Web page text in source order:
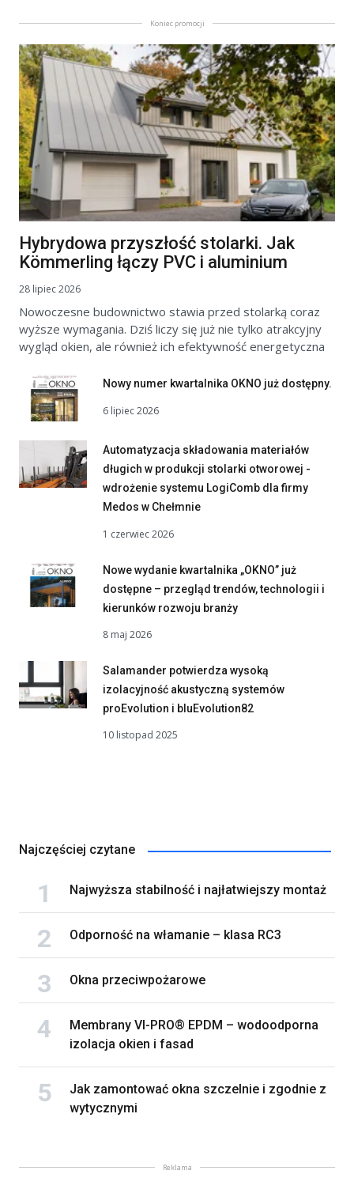
Koniec promocji
Hybrydowa przyszłość stolarki. Jak
Kömmerling łączy PVC i aluminium
28 lipiec 2026
Nowoczesne budownictwo stawia przed stolarką coraz
wyższe wymagania. Dziś liczy się już nie tylko atrakcyjny
wygląd okien, ale również ich efektywność energetyczna
Nowy numer kwartalnika OKNO już dostępny.
6 lipiec 2026
Automatyzacja składowania materiałów
długich w produkcji stolarki otworowej -
wdrożenie systemu LogiComb dla firmy
Medos w Chełmnie
1 czerwiec 2026
Nowe wydanie kwartalnika „OKNO” już
dostępne – przegląd trendów, technologii i
kierunków rozwoju branży
8 maj 2026
Salamander potwierdza wysoką
izolacyjność akustyczną systemów
proEvolution i bluEvolution82
10 listopad 2025
Najczęściej czytane
Najwyższa stabilność i najłatwiejszy montaż
Odporność na włamanie – klasa RC3
Okna przeciwpożarowe
Membrany VI-PRO® EPDM – wodoodporna
izolacja okien i fasad
Jak zamontować okna szczelnie i zgodnie z
wytycznymi
Reklama